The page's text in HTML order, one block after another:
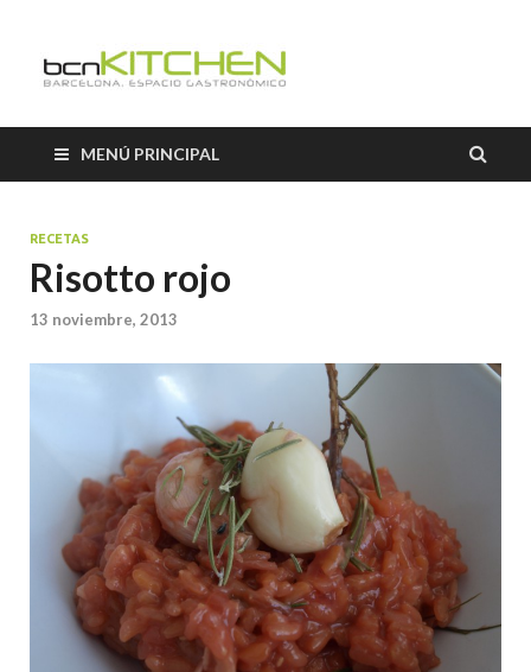
MENÚ PRINCIPAL
RECETAS
Risotto rojo
13 noviembre, 2013